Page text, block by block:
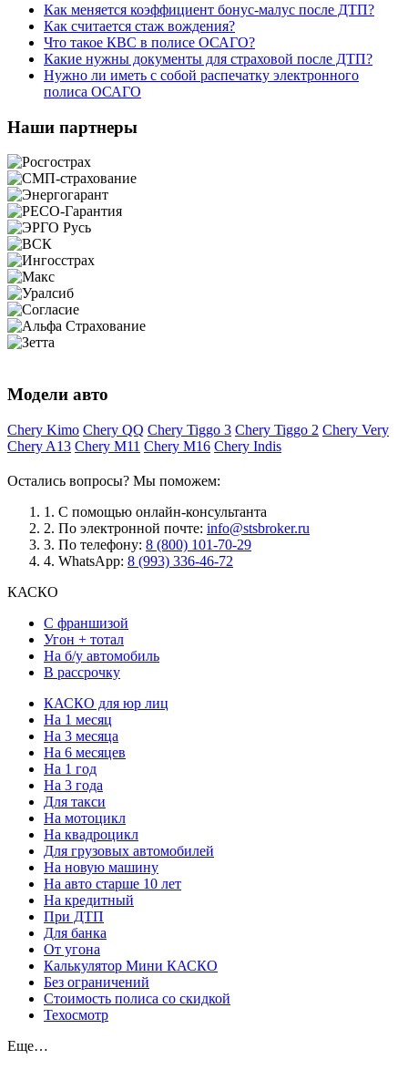
Как меняется коэффициент бонус-малус после ДТП?
Как считается стаж вождения?
Что такое КВС в полисе ОСАГО?
Какие нужны документы для страховой после ДТП?
Нужно ли иметь с собой распечатку электронного
полиса ОСАГО
Наши партнеры
Модели авто
Chery Kimo Chery QQ Chery Tiggo 3 Chery Tiggo 2 Chery Very
Chery A13 Chery M11 Chery M16 Chery Indis
Остались вопросы? Мы поможем:
1. С помощью онлайн-консультанта
2. По электронной почте: info@stsbroker.ru
3. По телефону: 8 (800) 101-70-29
4. WhatsApp: 8 (993) 336-46-72
КАСКО
С франшизой
Угон + тотал
На б/у автомобиль
В рассрочку
КАСКО для юр лиц
На 1 месяц
На 3 месяца
На 6 месяцев
На 1 год
На 3 года
Для такси
На мотоцикл
На квадроцикл
Для грузовых автомобилей
На новую машину
На авто старше 10 лет
На кредитный
При ДТП
Для банка
От угона
Калькулятор Мини КАСКО
Без ограничений
Стоимость полиса со скидкой
Техосмотр
Еще…